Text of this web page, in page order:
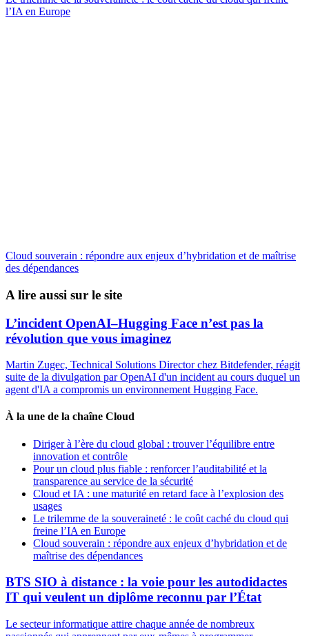
l’IA en Europe
Cloud souverain : répondre aux enjeux d’hybridation et de maîtrise
des dépendances
A lire aussi sur le site
L’incident OpenAI–Hugging Face n’est pas la
révolution que vous imaginez
Martin Zugec, Technical Solutions Director chez Bitdefender, réagit
suite de la divulgation par OpenAI d'un incident au cours duquel un
agent d'IA a compromis un environnement Hugging Face.
À la une de la chaîne Cloud
Diriger à l’ère du cloud global : trouver l’équilibre entre
innovation et contrôle
Pour un cloud plus fiable : renforcer l’auditabilité et la
transparence au service de la sécurité
Cloud et IA : une maturité en retard face à l’explosion des
usages
Le trilemme de la souveraineté : le coût caché du cloud qui
freine l’IA en Europe
Cloud souverain : répondre aux enjeux d’hybridation et de
maîtrise des dépendances
BTS SIO à distance : la voie pour les autodidactes
IT qui veulent un diplôme reconnu par l’État
Le secteur informatique attire chaque année de nombreux